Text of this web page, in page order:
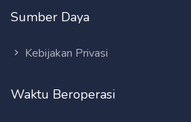
Sumber Daya
Kebijakan Privasi
Waktu Beroperasi